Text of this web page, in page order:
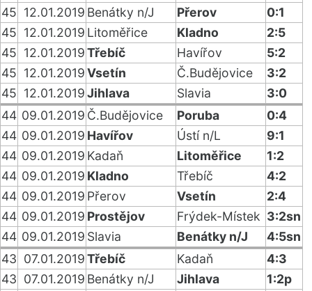
45 12.01.2019 Benátky n/J Přerov
0:1
45 12.01.2019 Litoměřice Kladno
2:5
45 12.01.2019Třebíč Havířov
5:2
45 12.01.2019Vsetín Č.Budějovice
3:2
45 12.01.2019Jihlava Slavia
3:0
44 09.01.2019 Č.Budějovice Poruba
0:4
44 09.01.2019 Havířov Ústí n/L
9:1
44 09.01.2019 Kadaň Litoměřice
1:2
44 09.01.2019 Kladno Třebíč
4:2
44 09.01.2019 Přerov Vsetín
2:4
44 09.01.2019 Prostějov Frýdek-Místek 3:2sn
44 09.01.2019 Slavia Benátky n/J
4:5sn
43 07.01.2019Třebíč Kadaň
4:3
43 07.01.2019 Benátky n/J Jihlava
1:2p